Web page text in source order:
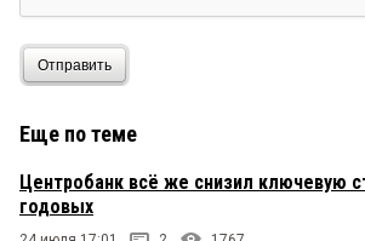
Отправить
Еще по теме
Центробанк всё же снизил ключевую
годовых